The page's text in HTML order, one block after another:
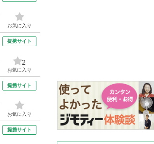
お気に入り
提携サイト
2
お気に入り
提携サイト
お気に入り
提携サイト